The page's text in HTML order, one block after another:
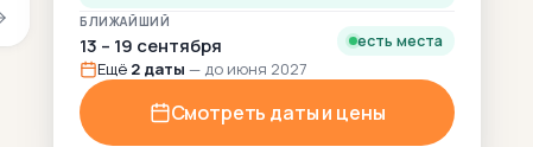
БЛИЖАЙШИЙ
13 – 19 сентября есть места
Ещё 2 даты — до июня 2027
Смотреть даты и цены